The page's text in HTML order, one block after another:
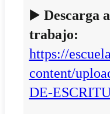
▶️ Descarga
trabajo:
https://
content/
DE-